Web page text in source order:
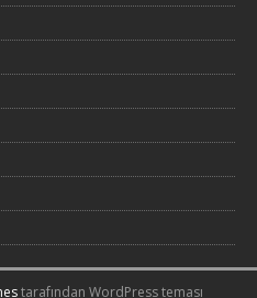
tarafından WordPress teması